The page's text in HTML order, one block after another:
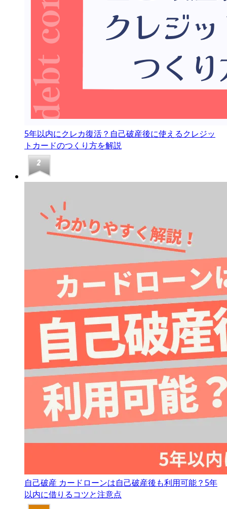
5年以内にクレカ復活？自己破産後に使えるクレジッ
トカードのつくり方を解説
自己破産 カードローンは自己破産後も利用可能？5年
以内に借りるコツと注意点